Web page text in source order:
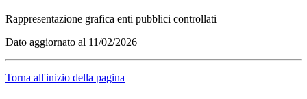
Rappresentazione grafica enti pubblici controllati
Dato aggiornato al 11/02/2026
Torna all'inizio della pagina